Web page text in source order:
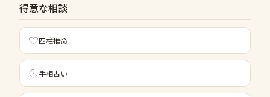
得意な相談
四柱推命
手相占い